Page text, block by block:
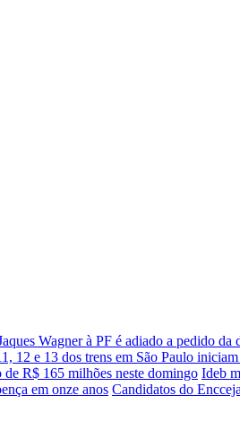
Wagner à PF é adiado a pedido da
12 e 13 dos trens em São Paulo
R$ 165 milhões neste domingo Ideb
em onze anos Candidatos do